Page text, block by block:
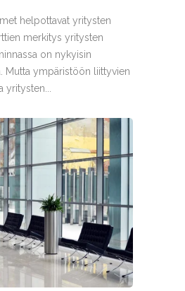
helpottavat yritysten
merkitys yritysten
on nykyisin
Mutta ympäristöön liittyvien
yritysten...